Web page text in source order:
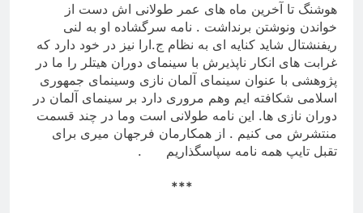
هوشنگ تا آخرین ماه های عمر طولانی اش دست از
خواندن ونوشتن برنداشت . نامه سرگشاده او به لنی
ریفنشتال شاید کنایه ای به نظام ج.ارا نیز در خود دارد که
غرابت های انکار ناپذیرش با سینمای دوران هیتلر را ما در
پژوهشی با عنوان سینمای آلمان نازی وسینمای جمهوری
اسلامی شکافته ایم وهم مروری دارد بر سینمای آلمان در
دوران نازی ها. این نامه طولانی است وما در چند قسمت
منتشرش می کنیم . از همکارمان فرجهان میری برای
تقبل تایپ همه نامه سپاسگذاریم .
***